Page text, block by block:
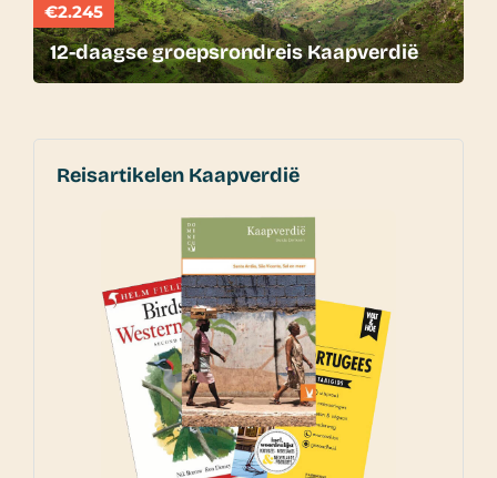
€2.245
12-daagse groepsrondreis Kaapverdië
Reisartikelen Kaapverdië